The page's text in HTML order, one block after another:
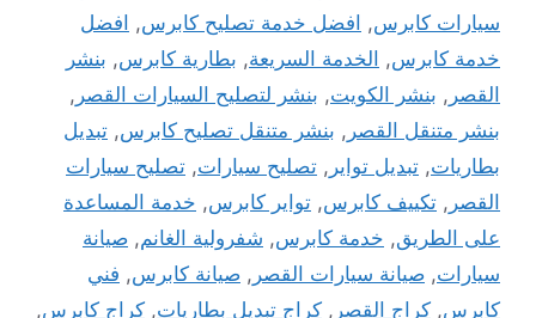
سيارات كابرس, افضل خدمة تصليح كابرس, افضل
خدمة كابرس, الخدمة السريعة, بطارية كابرس, بنشر
القصر , بنشر الكويت, بنشر لتصليح السيارات القصر ,
بنشر متنقل القصر , بنشر متنقل تصليح كابرس, تبديل
بطاريات, تبديل تواير , تصليح سيارات, تصليح سيارات
القصر , تكييف كابرس, تواير كابرس, خدمة المساعدة
على الطريق, خدمة كابرس, شفرولية الغانم, صيانة
سيارات, صيانة سيارات القصر , صيانة كابرس, فني
كابرس, كراج القصر , كراج تبديل بطاريات, كراج كابرس,